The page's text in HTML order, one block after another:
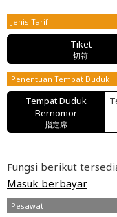
Jenis Tarif
Tiket
切符
Penentuan Tempat Duduk
Tempat Duduk
Bernomor
指定席
Fungsi berikut
Masuk berbayar
Pesawat